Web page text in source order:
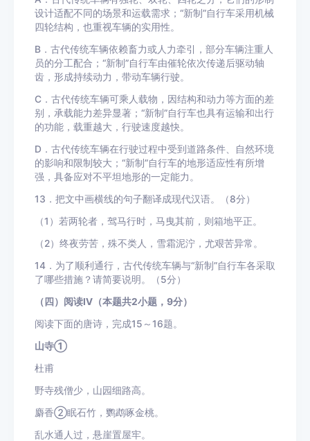
设计适配不同的场景和运载需求；“新制”自行车采用机械
四轮结构，也重视车辆的实用性。
B．古代传统车辆依赖畜力或人力牵引，部分车辆注重人
员的分工配合；“新制”自行车由催轮依次传递后驱动轴
齿，形成持续动力，带动车辆行驶。
C．古代传统车辆可乘人载物，因结构和动力等方面的差
别，承载能力差异显著；“新制”自行车也具有运输和出行
的功能，载重越大，行驶速度越快。
D．古代传统车辆在行驶过程中受到道路条件、自然环境
的影响和限制较大；“新制”自行车的地形适应性有所增
强，具备应对不平坦地形的一定能力。
13．把文中画横线的句子翻译成现代汉语。（8分）
（1）若两轮者，驾马行时，马曳其前，则箱地平正。
（2）终夜劳苦，殊不类人，雪霜泥泞，尤艰苦异常。
14．为了顺利通行，古代传统车辆与“新制”自行车各采取
了哪些措施？请简要说明。（5分）
（四）阅读Ⅳ（本题共2小题，9分）
阅读下面的唐诗，完成15～16题。
山寺①
杜甫
野寺残僧少，山园细路高。
麝香②眠石竹，鹦鹉啄金桃。
乱水通人过，悬崖置屋牢。